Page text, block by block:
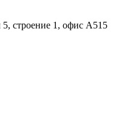
строение 1, офис А515